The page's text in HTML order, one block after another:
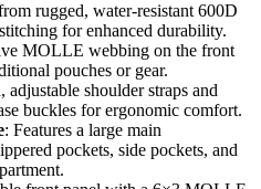
rugged, water-resistant 600D
for enhanced durability.
MOLLE webbing on the front
pouches or gear.
adjustable shoulder straps and
buckles for ergonomic comfort.
: Features a large main
pockets, side pockets, and